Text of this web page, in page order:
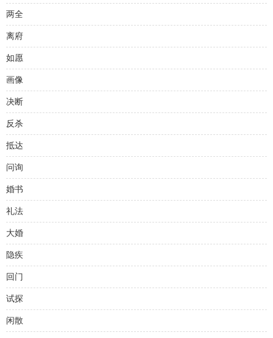
两全
离府
如愿
画像
决断
反杀
抵达
问询
婚书
礼法
大婚
隐疾
回门
试探
闲散